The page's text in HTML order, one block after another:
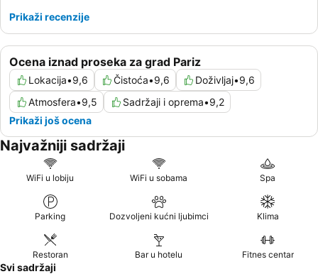
Ocena iznad proseka za grad Pariz
Lokacija•9,6 Čistoća•9,6 Doživljaj•9,6
Atmosfera•9,5 Sadržaji i oprema•9,2
Prikaži još ocena
Prikaži recenzije
Najvažniji sadržaji
WiFi u lobiju WiFi u sobama Spa
Parking Dozvoljeni kućni ljubimci Klima
Restoran Bar u hotelu Fitnes centar
Svi sadržaji